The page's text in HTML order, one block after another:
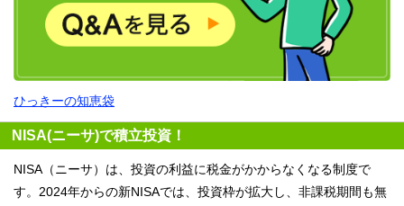
ひっきーの知恵袋
NISA(ニーサ)で積立投資！
NISA（ニーサ）は、投資の利益に税金がかからなくなる制度で
す。2024年からの新NISAでは、投資枠が拡大し、非課税期間も無